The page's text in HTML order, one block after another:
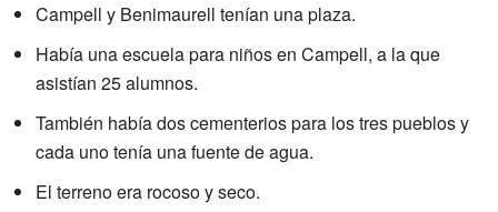
Campell y Benimaurell tenían una plaza.
Había una escuela para niños en Campell, a la que
asistían 25 alumnos.
También había dos cementerios para los tres pueblos y
cada uno tenía una fuente de agua.
El terreno era rocoso y seco.